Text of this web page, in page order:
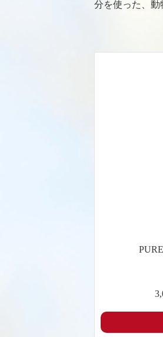
分を使った、動